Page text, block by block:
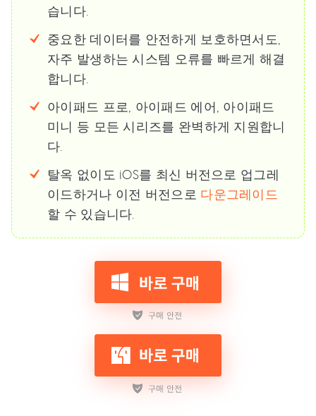
습니다.
중요한 데이터를 안전하게 보호하면서도,
자주 발생하는 시스템 오류를 빠르게 해결
합니다.
아이패드 프로, 아이패드 에어, 아이패드
미니 등 모든 시리즈를 완벽하게 지원합니
다.
탈옥 없이도 iOS를 최신 버전으로 업그레
이드하거나 이전 버전으로 다운그레이드
할 수 있습니다.